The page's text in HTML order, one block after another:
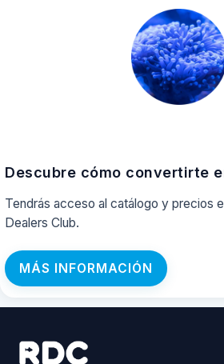
Descubre cómo convertirte
Tendrás acceso al catálogo y precios
Dealers Club.
MÁS INFORMACIÓN